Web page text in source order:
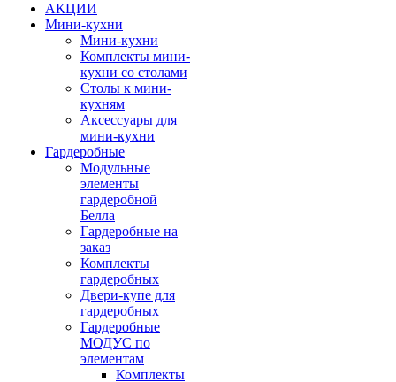
АКЦИИ
Мини-кухни
Мини-кухни
Комплекты мини-
кухни со столами
Столы к мини-
кухням
Аксессуары для
мини-кухни
Гардеробные
Модульные
элементы
гардеробной
Белла
Гардеробные на
заказ
Комплекты
гардеробных
Двери-купе для
гардеробных
Гардеробные
МОДУС по
элементам
Комплекты